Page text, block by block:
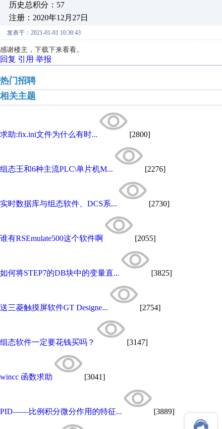
历史总积分：57
注册：2020年12月27日
发表于：2021-01-01 10:30:43
感谢楼主，下载下来看看。
回复 引用 举报
热门招聘
相关主题
求助:fix.ini文件为什么有时... [2800]
组态王和6种主流PLC\单片机M... [2276]
实时数据库与组态软件、DCS系... [2730]
谁有RSEmulate500这个软件啊 [2055]
如何将STEP7的DB块中的变量直... [3825]
送三菱触摸屏软件GT Designe... [2754]
组态软件一定要花钱买吗？ [3147]
wincc 函数求助 [3041]
PID——比例积分微分作用的特征... [3889]